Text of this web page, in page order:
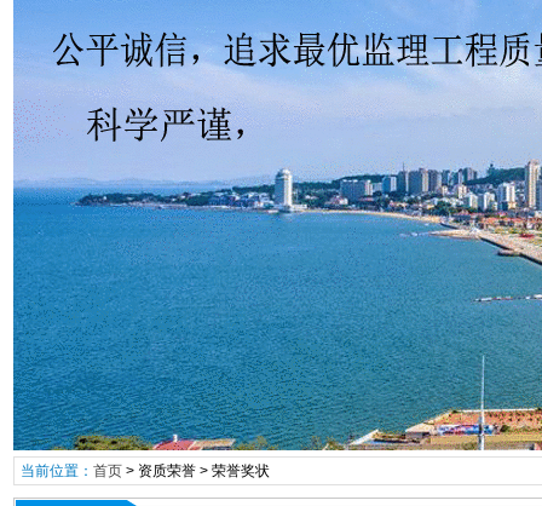
当前位置： 首页> 资质荣誉> 荣誉奖状